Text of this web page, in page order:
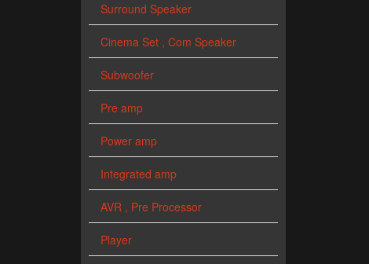
Surround Speaker
Cinema Set , Com Speaker
Subwoofer
Pre amp
Power amp
Integrated amp
AVR , Pre Processor
Player